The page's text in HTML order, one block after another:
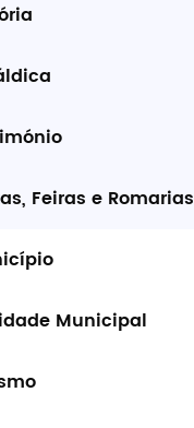
Feiras e Romarias
Municipal